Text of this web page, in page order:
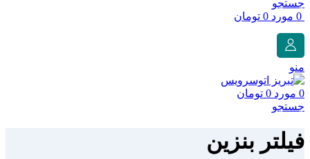
جستجو
0 مورد 0 تومان
منو
0 مورد 0 تومان
جستجو
فیلتر بنزین